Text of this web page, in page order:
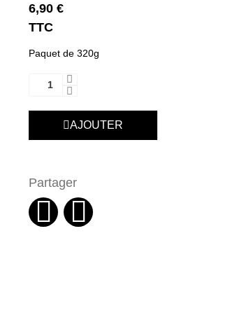
6,90 €
TTC
Paquet de 320g
AJOUTER
Partager